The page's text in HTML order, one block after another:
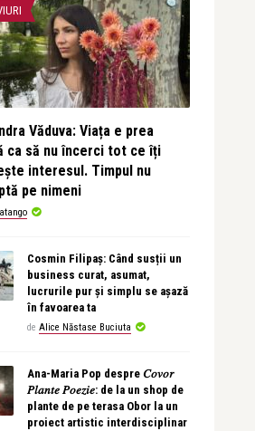
Văduva: Viața e prea
ca să nu încerci tot ce îți
interesul. Timpul nu
pe nimeni
Cosmin Filipaș: Când susții un
business curat, asumat,
lucrurile pur și simplu se așază
în favoarea ta
de Alice Năstase Buciuta
Ana-Maria Pop despre 𝐶𝑜𝑣𝑜𝑟
𝑃𝑙𝑎𝑛𝑡𝑒 𝑃𝑜𝑒𝑧𝑖𝑒: de la un shop de
plante de pe terasa Obor la un
proiect artistic interdisciplinar